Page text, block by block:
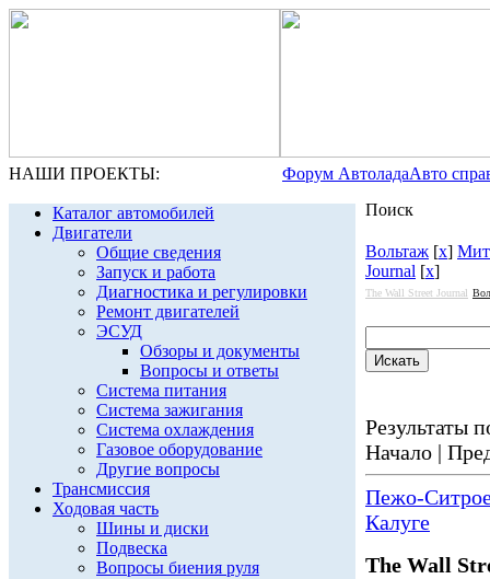
НАШИ ПРОЕКТЫ: Форум АвтоладаАвто
Каталог автомобилей
Двигатели
Общие сведения
Запуск и работа
Диагностика и регулировки
Ремонт двигателей
ЭСУД
Обзоры и документы
Вопросы и ответы
Система питания
Система зажигания
Система охлаждения
Газовое оборудование
Другие вопросы
Трансмиссия
Ходовая часть
Шины и диски
Подвеска
Вопросы биения руля
Поиск
Вольтаж [x]
Journal [x]
The Wall Street Journal
Результаты
Начало |
Пежо-
Калуге
The Wall